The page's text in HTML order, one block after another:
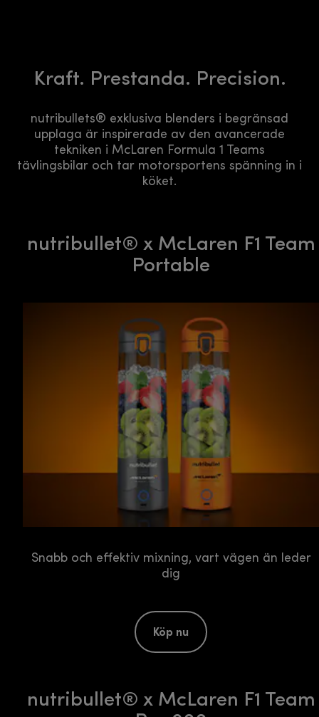
Kraft. Prestanda. Precision.
nutribullets® exklusiva blenders i begränsad
upplaga är inspirerade av den avancerade
tekniken i McLaren Formula 1 Teams
tävlingsbilar och tar motorsportens spänning in i
köket.
nutribullet® x McLaren F1 Team
Portable
Snabb och effektiv mixning, vart vägen än leder
dig
Köp nu
nutribullet® x McLaren F1 Team